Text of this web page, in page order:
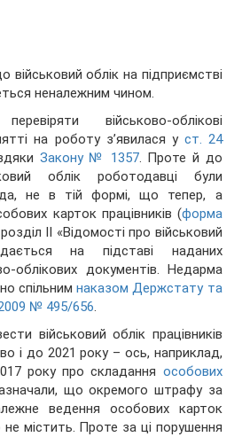
військовий облік на підприємстві
неналежним чином.
військово-облікові
на роботу з’явилася у ст. 24
Закону № 1357. Проте й до
облік роботодавці були
не в тій формі, що тепер, а
карток працівників (форма
ІІ «Відомості про військовий
на підставі наданих
облікових документів. Недарма
спільнимнаказом Держстату та
№ 495/656.
військовий облік працівників
і до 2021 року – ось, наприклад,
року про складання особових
що окремого штрафу за
ведення особових карток
містить. Проте за ці порушення